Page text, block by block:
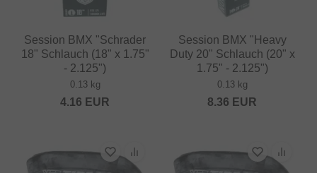
Session BMX "Schrader
18" Schlauch (18" x 1.75"
- 2.125")
0.13 kg
4.16 EUR
Session BMX "Heavy
Duty 20" Schlauch (20" x
1.75" - 2.125")
0.13 kg
8.36 EUR